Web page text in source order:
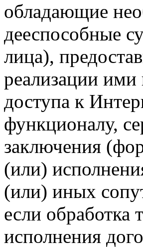
обладающие
дееспособные
лица),
реализации ими
доступа к
функционалу,
заключения
(или)
(или) иных
если обработка
исполнения